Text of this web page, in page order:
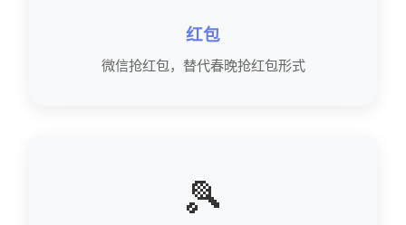
红包
微信抢红包，替代春晚抢红包形式
🎾